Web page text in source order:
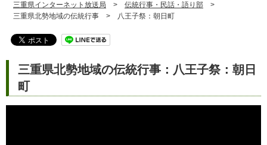
三重県インターネット放送局 > 伝統行事・民話・語り部 >
三重県北勢地域の伝統行事 > 八王子祭：朝日町
三重県北勢地域の伝統行事：八王子祭：朝日
町